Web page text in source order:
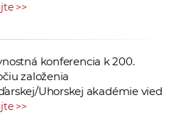
>>
konferencia k 200.
založenia
Uhorskej akadémie vied
>>